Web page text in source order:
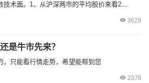
技术面。1、从沪深两市的平均股价来看2...
3629
是牛市先来？
，只能看行情走势，希望能帮到您
2378